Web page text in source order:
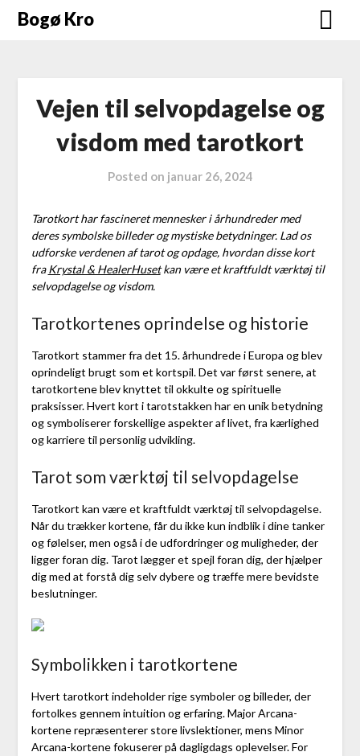
SkipBogø Kro
Vejen til selvopdagelse og
visdom med tarotkort
Posted on januar 26, 2024
Tarotkort har fascineret mennesker i århundreder med
deres symbolske billeder og mystiske betydninger. Lad os
udforske verdenen af tarot og opdage, hvordan disse kort
fraKrystal & HealerHuset kan være et kraftfuldt værktøj til
selvopdagelse og visdom.
Tarotkortenes oprindelse og historie
Tarotkort stammer fra det 15. århundrede i Europa og blev
oprindeligt brugt som et kortspil. Det var først senere, at
tarotkortene blev knyttet til okkulte og spirituelle
praksisser. Hvert kort i tarotstakken har en unik betydning
og symboliserer forskellige aspekter af livet, fra kærlighed
og karriere til personlig udvikling.
Tarot som værktøj til selvopdagelse
Tarotkort kan være et kraftfuldt værktøj til selvopdagelse.
Når du trækker kortene, får du ikke kun indblik i dine tanker
og følelser, men også i de udfordringer og muligheder, der
ligger foran dig. Tarot lægger et spejl foran dig, der hjælper
dig med at forstå dig selv dybere og træffe mere bevidste
beslutninger.
Symbolikken i tarotkortene
Hvert tarotkort indeholder rige symboler og billeder, der
fortolkes gennem intuition og erfaring. Major Arcana-
kortene repræsenterer store livslektioner, mens Minor
Arcana-kortene fokuserer på dagligdags oplevelser. For